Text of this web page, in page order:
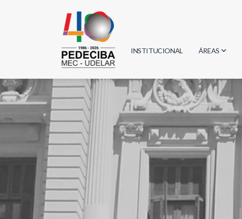
INSTITUCIONAL ÁREAS
Biología
Física
Geociencias
Informática
Matemática